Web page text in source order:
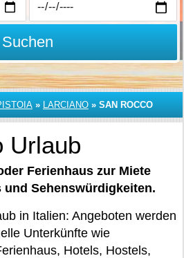
Suchen
» LARCIANO » SAN ROCCO
Urlaub
Ferienhaus zur Miete
Sehenswürdigkeiten.
in Italien: Angeboten werden
Unterkünfte wie
Hotels, Hostels,